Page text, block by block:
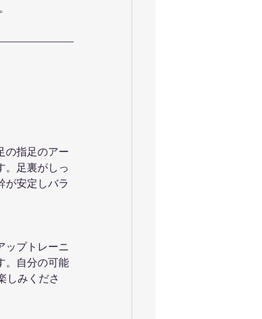
の指足のアー
。足裏がしっ
が安定しバラ
ップトレーニ
。自分の可能
しみくださ